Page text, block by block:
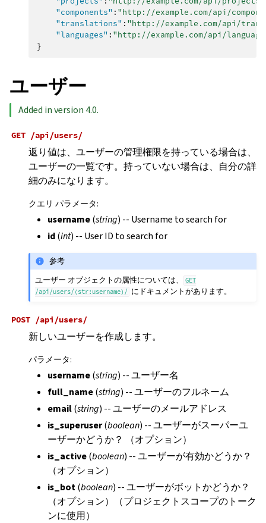
"components" : "http://example.com/api/
"translations" : "http://example.com/api/
"languages" : "http://example.com/api/
}
ユーザー
Added in version 4.0.
GET /api/users/
返り値は、ユーザーの管理権限を持っている場合は、
ユーザーの一覧です。持っていない場合は、自分の詳
細のみになります。
クエリ パラメータ:
username(string) -- Username to search for
id(int) -- User ID to search for
参考
ユーザー オブジェクトの属性については、
GET
/api/users/(str:username)/
にドキュメントがあります。
POST /api/users/
新しいユーザーを作成します。
パラメータ:
username(string) -- ユーザー名
full_name(string) -- ユーザーのフルネーム
email(string) -- ユーザーのメールアドレス
is_superuser(boolean) -- ユーザーがスーパーユ
ーザーかどうか？ （オプション）
is_active(boolean) -- ユーザーが有効かどうか？
（オプション）
is_bot(boolean) -- ユーザーがボットかどうか？
（オプション）（プロジェクトスコープのトーク
ンに使用）